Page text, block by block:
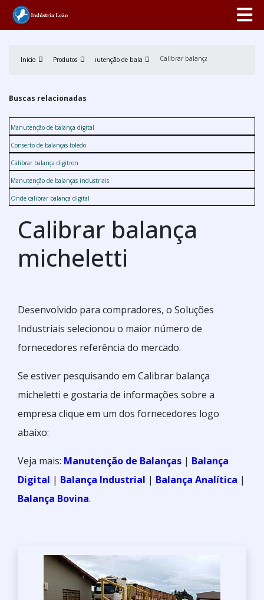
Início Produtos Manutenção de balança Calibrar balança micheletti
Buscas relacionadas
Manutenção de balança digital
Conserto de balanças toledo
Calibrar balança digitron
Manutenção de balanças industriais
Onde calibrar balança digital
Calibrar balança
micheletti
Desenvolvido para compradores, o Soluções
Industriais selecionou o maior número de
fornecedores referência do mercado.
Se estiver pesquisando em Calibrar balança
micheletti e gostaria de informações sobre a
empresa clique em um dos fornecedores logo
abaixo:
Veja mais: Manutenção de Balanças | Balança
Digital | Balança Industrial | Balança Analítica |
Balança Bovina.